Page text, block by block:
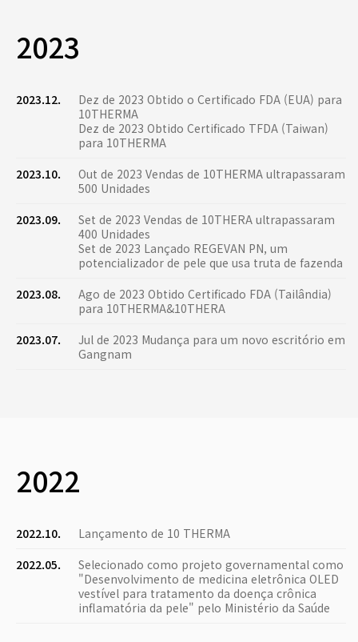
2023
2023.12.
Dez de 2023 Obtido o Certificado FDA (EUA) para
10THERMA
Dez de 2023 Obtido Certificado TFDA (Taiwan)
para 10THERMA
2023.10.
Out de 2023 Vendas de 10THERMA ultrapassaram
500 Unidades
2023.09.
Set de 2023 Vendas de 10THERA ultrapassaram
400 Unidades
Set de 2023 Lançado REGEVAN PN, um
potencializador de pele que usa truta de fazenda
2023.08.
Ago de 2023 Obtido Certificado FDA (Tailândia)
para 10THERMA&10THERA
2023.07.
Jul de 2023 Mudança para um novo escritório em
Gangnam
2022
2022.10.
Lançamento de 10 THERMA
2022.05.
Selecionado como projeto governamental como
"Desenvolvimento de medicina eletrônica OLED
vestível para tratamento da doença crônica
inflamatória da pele" pelo Ministério da Saúde